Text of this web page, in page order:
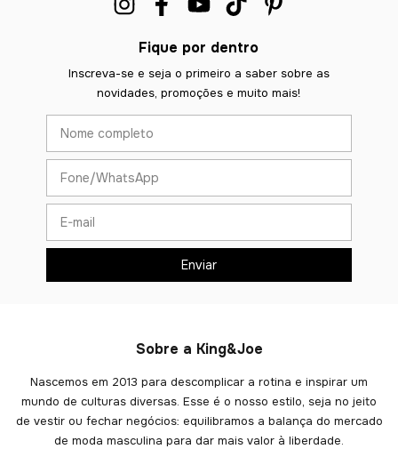
Fique por dentro
Inscreva-se e seja o primeiro a saber sobre as
novidades, promoções e muito mais!
Sobre a King&Joe
Nascemos em 2013 para descomplicar a rotina e inspirar um
mundo de culturas diversas. Esse é o nosso estilo, seja no jeito
de vestir ou fechar negócios: equilibramos a balança do mercado
de moda masculina para dar mais valor à liberdade.